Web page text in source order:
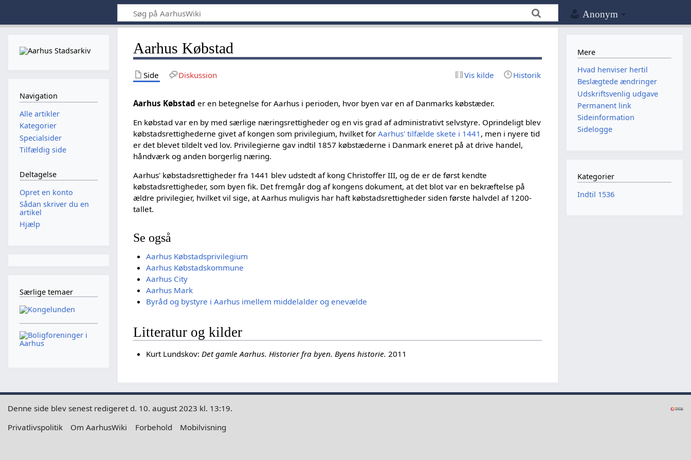
Anonym
Aarhus Købstad
Side Diskussion Vis kilde Historik
Aarhus Købstad er en betegnelse for Aarhus i perioden, hvor byen var en af Danmarks købstæder.
En købstad var en by med særlige næringsrettigheder og en vis grad af administrativt selvstyre. Oprindeligt blev
købstadsrettighederne givet af kongen som privilegium, hvilket forAarhus' tilfælde skete i 1441 , men i nyere tid
er det blevet tildelt ved lov. Privilegierne gav indtil 1857 købstæderne i Danmark eneret på at drive handel,
håndværk og anden borgerlig næring.
Aarhus' købstadsrettigheder fra 1441 blev udstedt af kong Christoffer III, og de er de først kendte
købstadsrettigheder, som byen fik. Det fremgår dog af kongens dokument, at det blot var en bekræftelse på
ældre privilegier, hvilket vil sige, at Aarhus muligvis har haft købstadsrettigheder siden første halvdel af 1200-
tallet.
Se også
Aarhus Købstadsprivilegium
Aarhus Købstadskommune
Aarhus City
Aarhus Mark
Byråd og bystyre i Aarhus imellem middelalder og enevælde
Litteratur og kilder
Kurt Lundskov: Det gamle Aarhus. Historier fra byen. Byens historie. 2011
Navigation
Alle artikler
Kategorier
Specialsider
Tilfældig side
Deltagelse
Opret en konto
Sådan skriver du en
artikel
Hjælp
Særlige temaer
Mere
Hvad henviser hertil
Beslægtede ændringer
Udskriftsvenlig udgave
Permanent link
Sideinformation
Sidelogge
Kategorier
Indtil 1536
Denne side blev senest redigeret d. 10. august 2023 kl. 13:19.
Privatlivspolitik
Om AarhusWiki Forbehold Mobilvisning